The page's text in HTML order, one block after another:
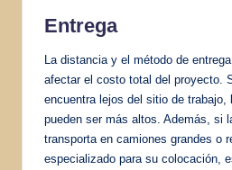
Entrega
La distancia y el método de
afectar el costo total del proyecto.
encuentra lejos del sitio de
pueden ser más altos. Además, si
transporta en camiones grandes o
especializado para su colocación,